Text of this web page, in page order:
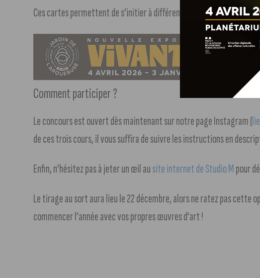
Ces cartes permettent de s’initier à différentes techniques et de
Comment participer ?
Le concours est ouvert dès maintenant sur notre page Instagram (
de ces trois cours, il vous suffira de suivre les instructions en
Enfin, n’hésitez pas à jeter un œil ausite internet de Studio Mpour
Le tirage au sort aura lieu le 22 décembre, alors ne ratez pas
commencer l’année avec vos propres œuvres d’art !